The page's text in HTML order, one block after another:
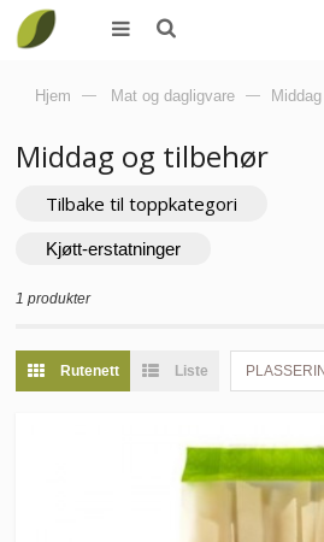
Hjem — Mat og dagligvare —
Middag og tilbehør
Tilbake til toppkategori
Kjøtt-erstatninger
1 produkter
Rutenett Liste